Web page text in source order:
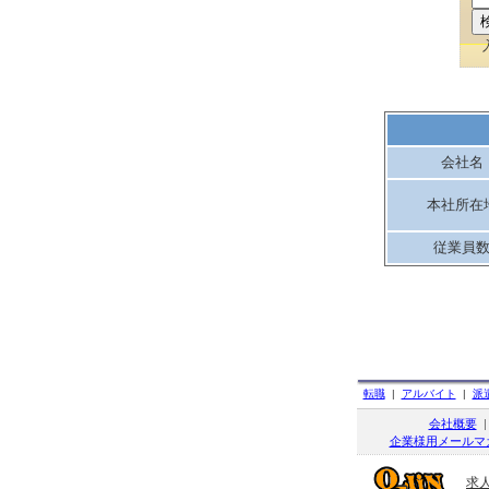
会社名
本社所在
従業員数
転職| アルバイト | 派
会社概要|
企業様用メールマ
求